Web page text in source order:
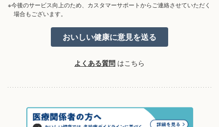
※今後のサービス向上のため、カスタマーサポートからご連絡させていただく
場合もございます。
よくある質問 はこちら